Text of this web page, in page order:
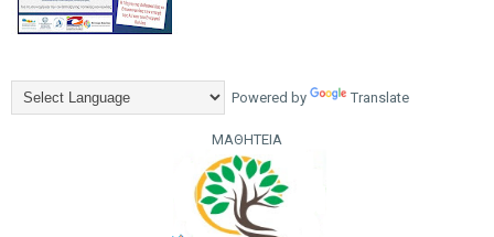
Powered by Translate
ΜΑΘΗΤΕΙΑ